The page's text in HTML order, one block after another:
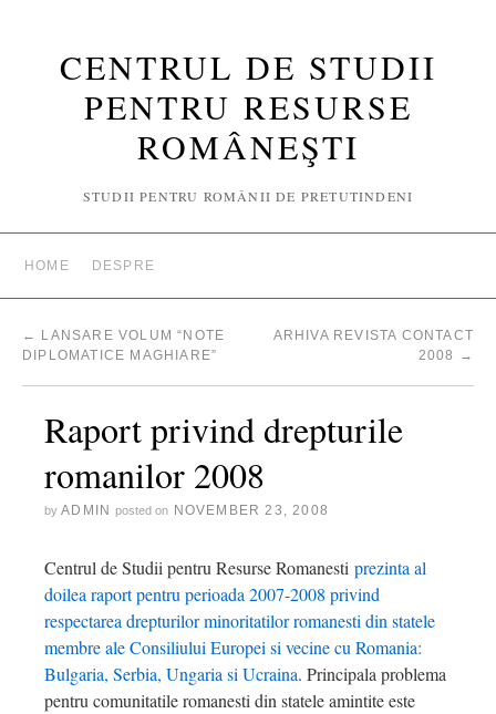
CENTRUL DE STUDII
PENTRU RESURSE
ROMÂNEŞTI
STUDII PENTRU ROMÂNII DE PRETUTINDENI
HOME DESPRE
←
LANSARE VOLUM “NOTE
DIPLOMATICE MAGHIARE”
ARHIVA REVISTA CONTACT
2008
→
Raport privind drepturile
romanilor 2008
by ADMIN posted on NOVEMBER 23, 2008
Centrul de Studii pentru Resurse Romanesti prezinta al
doilea raport pentru perioada 2007-2008 privind
respectarea drepturilor minoritatilor romanesti din statele
membre ale Consiliului Europei si vecine cu Romania:
Bulgaria, Serbia, Ungaria si Ucraina. Principala problema
pentru comunitatile romanesti din statele amintite este